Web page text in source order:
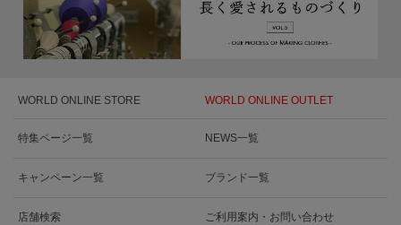
WORLD ONLINE STORE WORLD ONLINE OUTLET
特集ページ一覧 NEWS一覧
キャンペーン一覧 ブランド一覧
店舗検索 ご利用案内・お問い合わせ